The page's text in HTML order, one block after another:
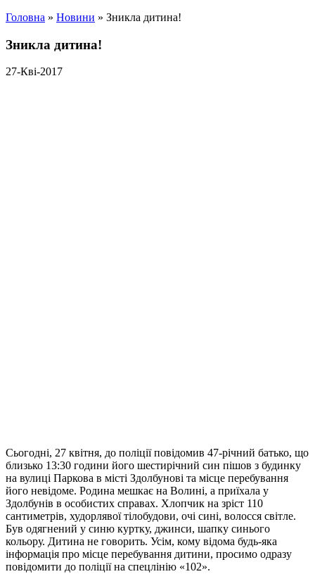
Головна » Новини » Зникла дитина!
Зникла дитина!
27-Кві-2017
Сьогодні, 27 квітня, до поліції повідомив 47-річний батько, що
близько 13:30 години його шестирічний син пішов з будинку
на вулиці Паркова в місті Здолбунові та місце перебування
його невідоме. Родина мешкає на Волині, а приїхала у
Здолбунів в особистих справах. Хлопчик на зріст 110
сантиметрів, худорлявої тілобудови, очі сині, волосся світле.
Був одягнений у синю куртку, джинси, шапку синього
кольору. Дитина не говорить. Усім, кому відома будь-яка
інформація про місце перебування дитини, просимо одразу
повідомити до поліції на спецлінію «102».